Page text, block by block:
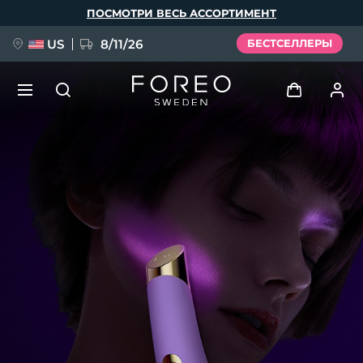
ПОСМОТРИ ВЕСЬ АССОРТИМЕНТ
US 8/11/26 БЕСТСЕЛЛЕРЫ
Войти
Профиль пользователя
Мои приборы
Мои заказы
Мои адреса
Мои подписки
FAQ™ Pure Beauty-Tech Elixir
issa™ Teeth Whitening Set
English Deutsch
Français
Italiano
Português
Svenska
Русский
Türkçe
简体中文 繁體中文